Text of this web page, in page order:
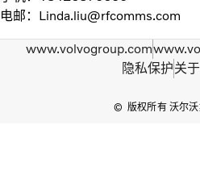
电邮：Linda.liu@rfcomms.com
版权所有 沃尔
www.volvogroup.com
隐私保护关